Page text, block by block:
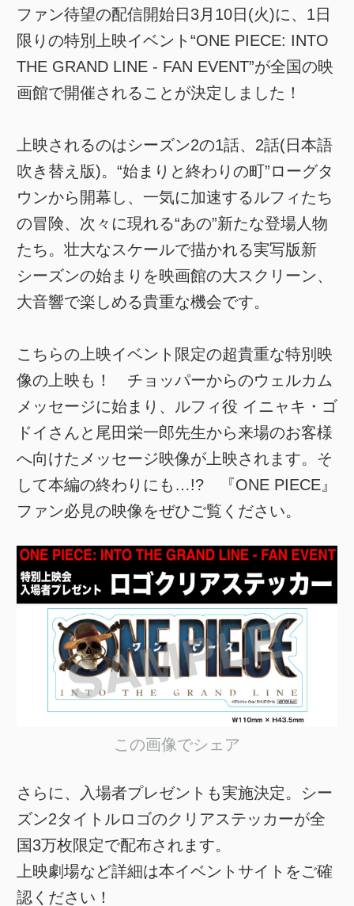
ファン待望の配信開始日3月10日(火)に、1日
限りの特別上映イベント“ONE PIECE: INTO
THE GRAND LINE - FAN EVENT”が全国の映
画館で開催されることが決定しました！
上映されるのはシーズン2の1話、2話(日本語
吹き替え版)。“始まりと終わりの町”ローグタ
ウンから開幕し、一気に加速するルフィたち
の冒険、次々に現れる“あの”新たな登場人物
たち。壮大なスケールで描かれる実写版新
シーズンの始まりを映画館の大スクリーン、
大音響で楽しめる貴重な機会です。
こちらの上映イベント限定の超貴重な特別映
像の上映も！ チョッパーからのウェルカム
メッセージに始まり、ルフィ役 イニャキ・ゴ
ドイさんと尾田栄一郎先生から来場のお客様
へ向けたメッセージ映像が上映されます。そ
して本編の終わりにも…!? 『ONE PIECE』
ファン必見の映像をぜひご覧ください。
この画像でシェア
さらに、入場者プレゼントも実施決定。シー
ズン2タイトルロゴのクリアステッカーが全
国3万枚限定で配布されます。
上映劇場など詳細は本イベントサイトをご確
認ください！